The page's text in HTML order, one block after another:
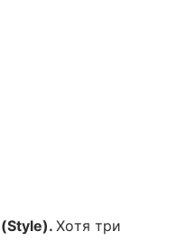
Хотя три